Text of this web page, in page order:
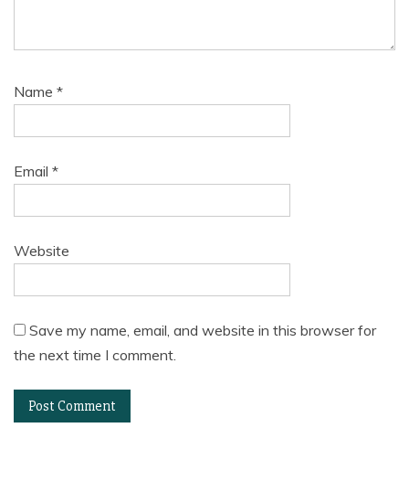
Name *
Email *
Website
Save my name, email, and website in this browser for
the next time I comment.